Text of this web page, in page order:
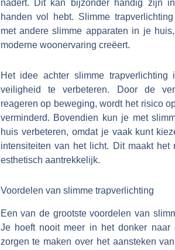
nadert. Dit kan bijzonder handig zijn
handen vol hebt. Slimme
met andere slimme apparaten in je
moderne woonervaring creëert.
Het idee achter slimme
veiligheid te verbeteren. Door de
reageren op beweging, wordt het risico
verminderd. Bovendien kun je met
huis verbeteren, omdat je vaak kunt
intensiteiten van het licht. Dit maakt
esthetisch aantrekkelijk.
Voordelen van slimme trapverlichting
Een van de grootste voordelen van
Je hoeft nooit meer in het donker
zorgen te maken over het aansteken